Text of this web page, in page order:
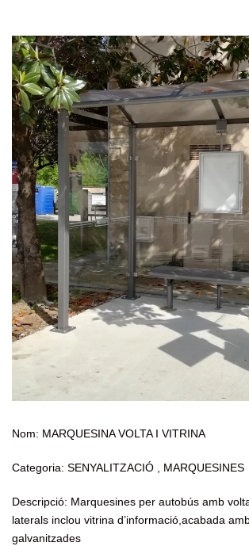
Nom: MARQUESINA VOLTA I VITRINA
Categoria: SENYALITZACIÓ , MARQUESINES
Descripció: Marquesines per autobús amb
laterals inclou vitrina d’informació,acabada
galvanitzades